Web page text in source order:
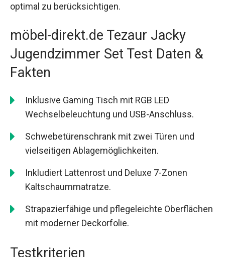
optimal zu berücksichtigen.
möbel-direkt.de Tezaur Jacky
Jugendzimmer Set Test Daten &
Fakten
Inklusive Gaming Tisch mit RGB LED
Wechselbeleuchtung und USB-Anschluss.
Schwebetürenschrank mit zwei Türen und
vielseitigen Ablagemöglichkeiten.
Inkludiert Lattenrost und Deluxe 7-Zonen
Kaltschaummatratze.
Strapazierfähige und pflegeleichte Oberflächen
mit moderner Deckorfolie.
Testkriterien